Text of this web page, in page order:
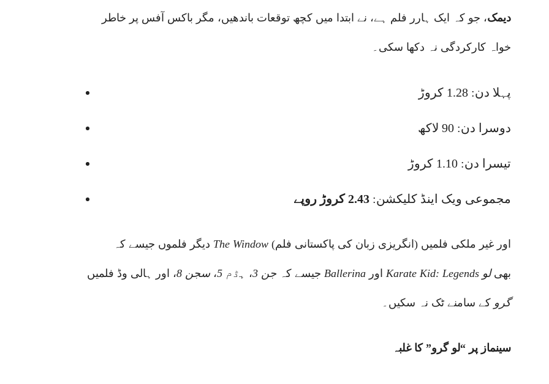
دیمک، جو کہ ایک ہارر فلم ہے، نے ابتدا میں کچھ توقعات باندھیں، مگر باکس آفس پر خاطر
خواہ کارکردگی نہ دکھا سکی۔
پہلا دن: 1.28 کروڑ
دوسرا دن: 90 لاکھ
تیسرا دن: 1.10 کروڑ
مجموعی ویک اینڈ کلیکشن: 2.43 کروڑ روپے
The Window (انگریزی زبان کی پاکستانی فلم) اور غیر ملکی فلمیں
جیسے کہ جن 3 ، ہڈم 5 ، سجن 8 Ballerina Karate Kid: Legends بھیلو
گرو کے سامنے ٹک نہ سکیں۔
سینماز پر “لو گرو” کا غلبہ